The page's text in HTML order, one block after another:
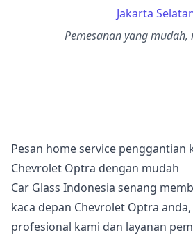
Jakarta
Pemesanan yang
Pesan home service penggantian
Chevrolet Optra dengan mudah
Car Glass Indonesia senang
kaca depan Chevrolet Optra
profesional kami dan layanan